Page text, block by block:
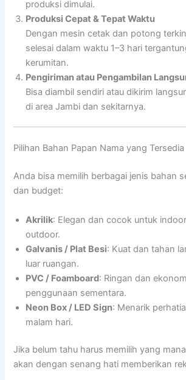
produksi dimulai.
Produksi Cepat & Tepat Waktu
Dengan mesin cetak dan potong
selesai dalam waktu 1–3 hari
kerumitan.
Pengiriman atau Pengambilan
Bisa diambil sendiri atau dikirim
di area Jambi dan sekitarnya.
Pilihan Bahan Papan Nama yang Tersedia
Anda bisa memilih berbagai jenis bahan
dan budget:
Akrilik: Elegan dan cocok untuk
outdoor.
Galvanis / Plat Besi: Kuat dan tahan
luar ruangan.
PVC / Foamboard: Ringan dan
penggunaan sementara.
Neon Box / LED Sign: Menarik
malam hari.
Jika belum tahu harus memilih yang
akan dengan senang hati memberikan